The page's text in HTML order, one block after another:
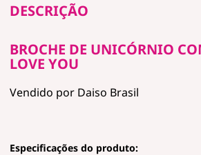
DESCRIÇÃO
BROCHE DE UNICÓRNIO
LOVE YOU
Vendido por Daiso Brasil
Especificações do produto: